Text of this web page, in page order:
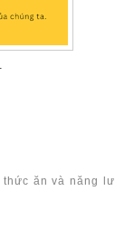
thức ăn và năng